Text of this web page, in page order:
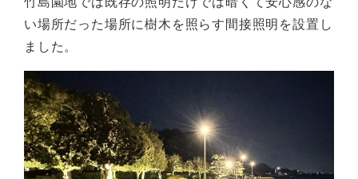
い場所だった場所に樹木を照らす間接照明を設置し
ました。